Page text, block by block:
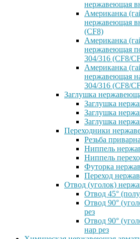
нержавеющая
Американка
нержавеющая
(CF8)
Американка
нержавеющая
304/316 (CF8/
Американка
нержавеющая
304/316 (CF8/
Заглушка
Заглушка
Заглушка
Заглушка
Переходники
Резьба
Ниппель
Ниппель
Футорка
Переход
Отвод (уголок)
Отвод 45°
Отвод 90°
рез
Отвод 90°
нар рез